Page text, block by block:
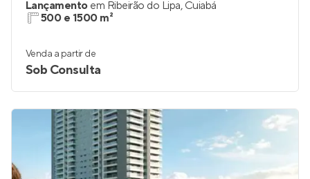
Lançamento em Ribeirão do Lipa, Cuiabá
500 e 1500 m²
Venda a partir de
Sob Consulta